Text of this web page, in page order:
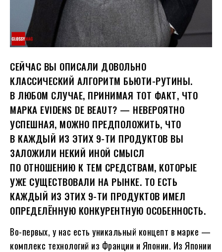
СЕЙЧАС ВЫ ОПИСАЛИ ДОВОЛЬНО
КЛАССИЧЕСКИЙ АЛГОРИТМ БЬЮТИ-РУТИНЫ.
В ЛЮБОМ СЛУЧАЕ, ПРИНИМАЯ ТОТ ФАКТ, ЧТО
МАРКА EVIDENS DE BEAUT? — НЕВЕРОЯТНО
УСПЕШНАЯ, МОЖНО ПРЕДПОЛОЖИТЬ, ЧТО
В КАЖДЫЙ ИЗ ЭТИХ 9-ТИ ПРОДУКТОВ ВЫ
ЗАЛОЖИЛИ НЕКИЙ ИНОЙ СМЫСЛ
ПО ОТНОШЕНИЮ К ТЕМ СРЕДСТВАМ, КОТОРЫЕ
УЖЕ СУЩЕСТВОВАЛИ НА РЫНКЕ. ТО ЕСТЬ
КАЖДЫЙ ИЗ ЭТИХ 9-ТИ ПРОДУКТОВ ИМЕЛ
ОПРЕДЕЛЁННУЮ КОНКУРЕНТНУЮ ОСОБЕННОСТЬ.
Во-первых, у нас есть уникальный концепт в марке —
комплекс технологий из Франции и Японии. Из Японии